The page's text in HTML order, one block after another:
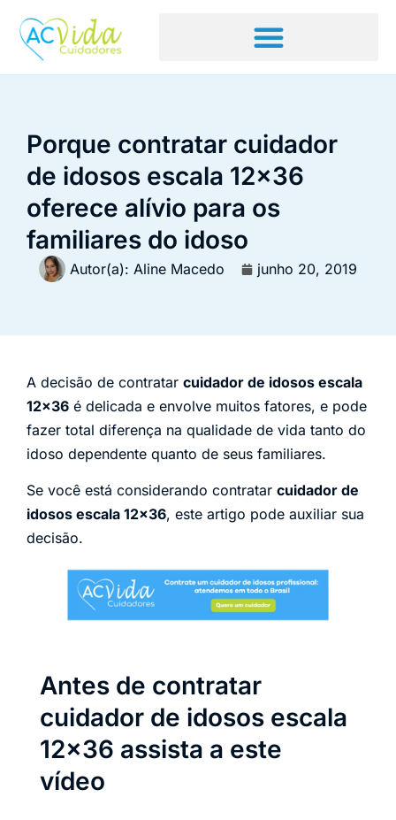
Porque contratar cuidador
de idosos escala 12×36
oferece alívio para os
familiares do idoso
Autor(a): Aline Macedo junho 20, 2019
A decisão de contratar cuidador de idosos escala
12×36 é delicada e envolve muitos fatores, e pode
fazer total diferença na qualidade de vida tanto do
idoso dependente quanto de seus familiares.
Se você está considerando contratar cuidador de
idosos escala 12×36, este artigo pode auxiliar sua
decisão.
Antes de contratar
cuidador de idosos escala
12×36 assista a este
vídeo